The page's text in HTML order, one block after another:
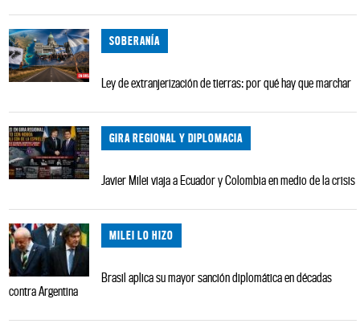
SOBERANÍA
Ley de extranjerización de tierras: por qué hay que marchar
GIRA REGIONAL Y DIPLOMACIA
Javier Milei viaja a Ecuador y Colombia en medio de la crisis
MILEI LO HIZO
Brasil aplica su mayor sanción diplomática en décadas
contra Argentina